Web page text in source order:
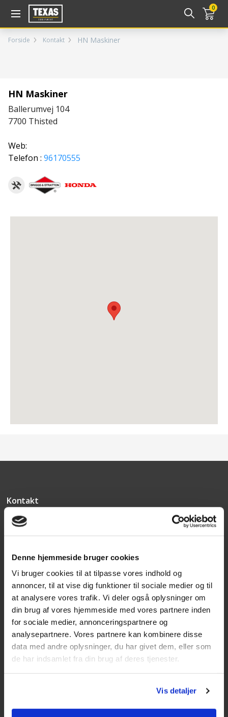
Denne hjemmeside bruger cookies
Vi bruger cookies til at tilpasse vores indhold og
annoncer, til at vise dig funktioner til sociale medier og til
at analysere vores trafik. Vi deler også oplysninger om
din brug af vores hjemmeside med vores partnere inden
for sociale medier, annonceringspartnere og
analysepartnere. Vores partnere kan kombinere disse
data med andre oplysninger, du har givet dem, eller som
de har indsamlet fra din brug af deres tjenester.
Vis detaljer
0
Forside Kontakt HN Maskiner
HN Maskiner
Ballerumvej 104
7700 Thisted
Web:
Telefon : 96170555
Kontakt
Texas A/S
Knullen 22
5260 Odense S
CVR: DK66212319
Kundeservice
Tlf: 63 95 55 55
Mandag - torsdag 09:00 - 15:00
Fredag 09:00 - 14:30
Telefonerne er åben alle hverdage